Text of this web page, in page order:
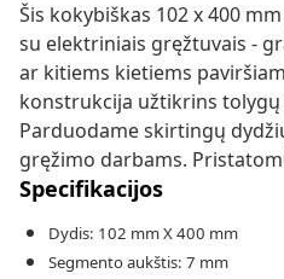
Šis kokybiškas 102 x 400
su elektriniais gręžtuvais -
ar kitiems kietiems
konstrukcija užtikrins
Parduodame skirtingų
gręžimo darbams.
Specifikacijos
Dydis: 102 mm X 400 mm
Segmento aukštis: 7 mm